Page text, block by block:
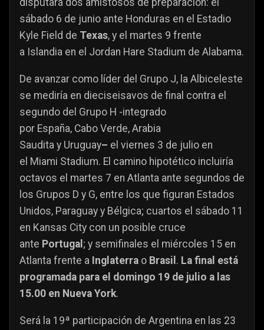
disputará dos amistosos de preparación: el
sábado 6 de junio ante Honduras en el Estadio
Kyle Field de Texas, y el martes 9 frente
a Islandia en el Jordan Hare Stadium de Alabama.
De avanzar como líder del Grupo J, la Albiceleste
se mediría en dieciseisavos de final contra el
segundo del Grupo H -integrado
por España, Cabo Verde, Arabia
Saudita y Uruguay– el viernes 3 de julio en
el Miami Stadium. El camino hipotético incluiría
octavos el martes 7 en Atlanta ante segundos de
los Grupos D y G, entre los que figuran Estados
Unidos, Paraguay y Bélgica; cuartos el sábado 11
en Kansas City con un posible cruce
ante Portugal ; y semifinales el miércoles 15 en
Atlanta frente a Inglaterra o Brasil . La final está
programada para el domingo 19 de julio a las
15.00 en Nueva York.
Será la 19ª participación de Argentina en las 23